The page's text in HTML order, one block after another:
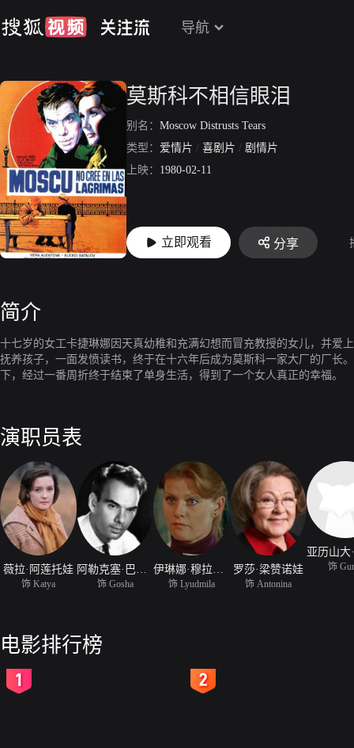
导航
莫斯科不相信眼泪
别名： Moscow Distrusts Tears
类型： 爱情片 / 喜剧片 / 剧情片
上映： 1980-02-11
立即观看 分享
简介
十七岁的女工卡捷琳娜因天真幼稚和充满幻想而冒充教授的女儿，并爱
抚养孩子，一面发愤读书，终于在十六年后成为莫斯科一家大厂的厂长
下，经过一番周折终于结束了单身生活，得到了一个女人真正的幸福。
演职员表
薇拉·阿莲托娃
饰 Katya 饰 Gosha 饰 Lyudmila
罗莎·梁赞诺娃
饰 Antonina
饰
电影排行榜